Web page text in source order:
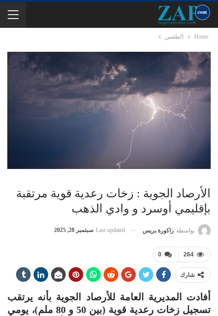
Home الطقس
الأرصاد الجوية : زخات رعدية قوية مرتقبة
بإقليمي أوسرد و وادي الذهب
بواسطة زاكورة بريس Last updated سبتمبر 28, 2025
0 264
شارك
أفادت المديرية العامة للأرصاد الجوية بأنه يرتقب
تسجيل زخات رعدية قوية (بين 50 و 80 ملم)، يومي